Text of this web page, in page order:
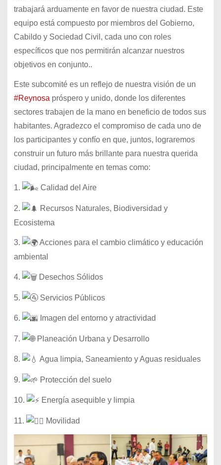
trabajará arduamente en favor de nuestra ciudad. Este
equipo está compuesto por miembros del Gobierno,
Cabildo y Sociedad Civil, cada uno con roles
específicos que nos permitirán alcanzar nuestros
objetivos en conjunto..
Este subcomité es un reflejo de nuestra visión de un
#Reynosapróspero y unido, donde los diferentes
sectores trabajen de la mano en beneficio de todos sus
habitantes. Agradezco el compromiso de cada uno de
los participantes y confío en que, juntos, lograremos
construir un futuro más brillante para nuestra querida
ciudad, principalmente en temas como:
1. Calidad del Aire
2.
Recursos Naturales, Biodiversidad y
Ecosistema
3.
Acciones para el cambio climático y educación
ambiental
4. Desechos Sólidos
5. Servicios Públicos
6. Imagen del entorno y atractividad
7. Planeación Urbana y Desarrollo
8. Agua limpia, Saneamiento y Aguas residuales
9. Protección del suelo
10. Energía asequible y limpia
11. Movilidad